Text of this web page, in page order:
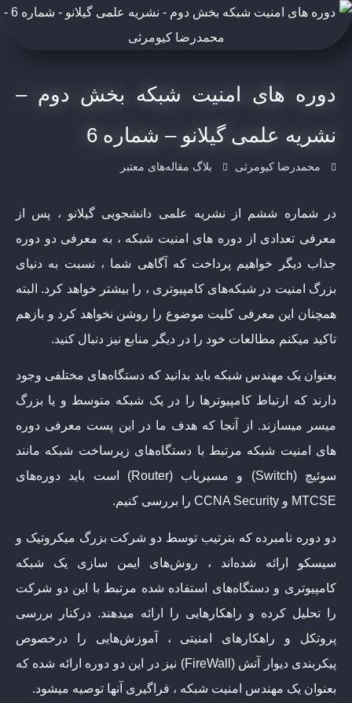
دوره های امنیت شبکه بخش دوم –
نشریه علمی گیلانو – شماره 6
محمدرضا کیومرثی بلاگ مقاله‌های معتبر
در شماره ششم از نشریه علمی دانشجویی گیلانو ، پس از
معرفی تعدادی از دوره های امنیت شبکه ، به معرفی دو دوره
جذاب دیگر خواهیم پرداخت که آگاهی شما ، نسبت به دنیای
بزرگ امنیت در شبکه‌های کامپیوتری ، را بیشتر خواهد کرد. البته
همچنان این معرفی کلیت موضوع را روشن نخواهد کرد و بازهم
تاکید میکنم مطالعات خود را در دیگر منابع نیز دنبال کنید.
بعنوان یک مهندس شبکه باید بدانید که دستگاه‌های مختلفی وجود
دارند که ارتباط کامپیوترها را در یک شبکه متوسط و یا بزرگ
میسر میسازند. از آنجا که هدف ما در این پست معرفی دوره
های امنیت شبکه مرتبط با دستگاه‌های زیرساخت شبکه مانند
سوئیچ (Switch) و مسیریاب (Router) است باید دوره‌های
MTCSE و CCNA Security را بررسی کنیم.
دو دوره نامبرده که بترتیب توسط دو شرکت بزرگ میکروتیک و
سیسکو ارائه شده‌اند ، روش‌های ایمن سازی یک شبکه
کامپیوتری و دستگاه‌های استفاده شده مرتبط با این دو شرکت
را تحلیل کرده و راهکارهایی را ارائه میدهند. درکنار بررسی
پروتکل و راهکارهای امنیتی ، آموزش‌هایی را درخصوص
پیکربندی دیوار آتش (FireWall) نیز در این دو دوره ارائه شده که
بعنوان یک مهندس امنیت شبکه ، فراگیری آنها توصیه میشود.